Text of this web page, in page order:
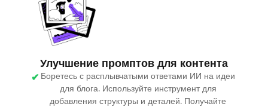
Улучшение промптов для контента
Боретесь с расплывчатыми ответами ИИ на идеи
для блога. Используйте инструмент для
добавления структуры и деталей. Получайте